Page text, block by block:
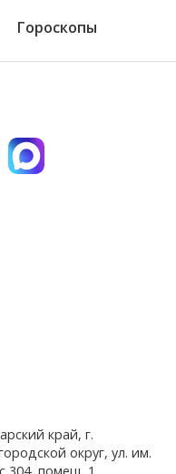
Гороскопы
край, г.
округ, ул. им.
304, помещ. 1